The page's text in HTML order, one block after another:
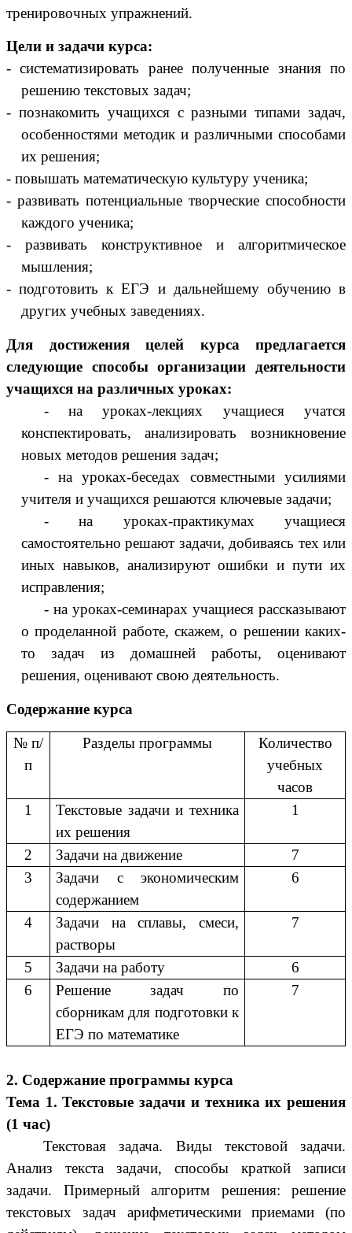
тренировочных упражнений.
Цели и задачи курса:
- систематизировать ранее полученные знания по
решению текстовых задач;
- познакомить учащихся с разными типами задач,
особенностями методик и различными способами
их решения;
- повышать математическую культуру ученика;
- развивать потенциальные творческие способности
каждого ученика;
- развивать конструктивное и алгоритмическое
мышления;
- подготовить к ЕГЭ и дальнейшему обучению в
других учебных заведениях.
Для достижения целей курса предлагается
следующие способы организации деятельности
учащихся на различных уроках:
- на уроках-лекциях учащиеся учатся
конспектировать, анализировать возникновение
новых методов решения задач;
- на уроках-беседах совместными усилиями
учителя и учащихся решаются ключевые задачи;
- на уроках-практикумах учащиеся
самостоятельно решают задачи, добиваясь тех или
иных навыков, анализируют ошибки и пути их
исправления;
- на уроках-семинарах учащиеся рассказывают
о проделанной работе, скажем, о решении каких-
то задач из домашней работы, оценивают
решения, оценивают свою деятельность.
Содержание курса
№ п/
п
Разделы программы
Количество
учебных
часов
1
Текстовые задачи и техника
их решения
1
2 Задачи на движение
7
3
Задачи с экономическим
содержанием
6
4
Задачи на сплавы, смеси,
растворы
7
5 Задачи на работу
6
6
Решение задач по
сборникам для подготовки к
ЕГЭ по математике
7
2. Содержание программы курса
Тема 1. Текстовые задачи и техника их решения
(1 час)
Текстовая задача. Виды текстовой задачи.
Анализ текста задачи, способы краткой записи
задачи. Примерный алгоритм решения: решение
текстовых задач арифметическими приемами (по